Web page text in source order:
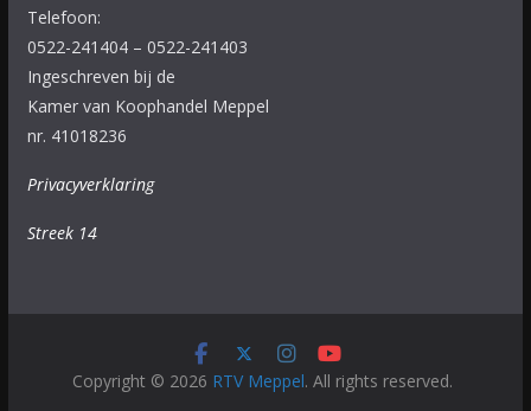
Telefoon:
0522-241404 – 0522-241403
Ingeschreven bij de
Kamer van Koophandel Meppel
nr. 41018236
Privacyverklaring
Streek 14
Copyright © 2026 RTV Meppel. All rights reserved.